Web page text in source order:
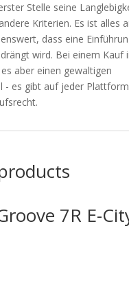
Stelle seine
Kriterien. Es ist alles
dass eine
wird. Bei einem Kauf
aber einen gewaltigen
- es gibt auf jeder
7R E-